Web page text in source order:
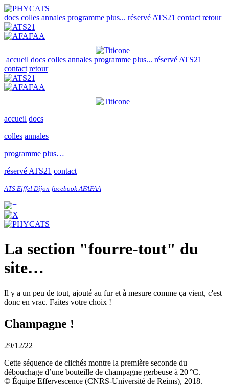
docs colles annales programme plus... réservé ATS21 contact retour
accueil docs colles annales programme plus... réservé ATS21
contact retour
accueil docs
colles annales
programme plus…
réservé ATS21 contact
ATS Eiffel Dijon facebook AFAFAA
La section "fourre-tout" du
site…
Il y a un peu de tout, ajouté au fur et à mesure comme ça vient, c'est
donc en vrac. Faites votre choix !
Champagne !
29/12/22
Cette séquence de clichés montre la première seconde du
débouchage d’une bouteille de champagne gerbeuse à 20 °C.
© Équipe Effervescence (CNRS-Université de Reims), 2018.